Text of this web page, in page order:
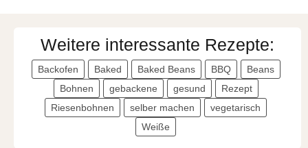
Weitere interessante Rezepte:
Backofen Baked Baked Beans BBQ
Beans
Bohnen
gebackene gesund
Rezept
Riesenbohnen
selber machen
vegetarisch
Weiße